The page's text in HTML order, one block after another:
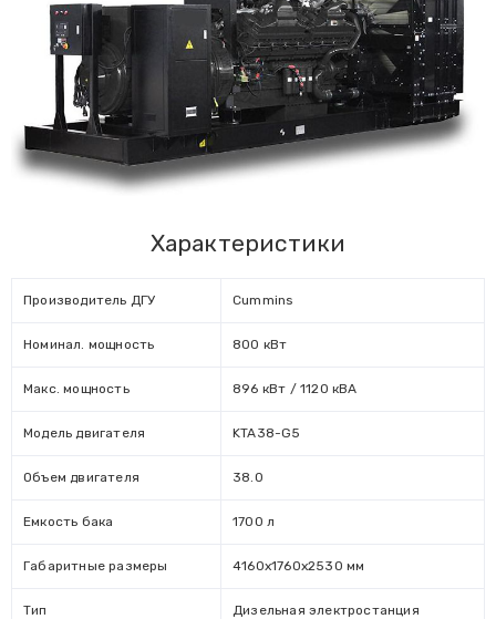
Характеристики
Производитель ДГУ Cummins
Номинал. мощность 800 кВт
Макс. мощность 896 кВт / 1120 кВА
Модель двигателя KTA38-G5
Объем двигателя 38.0
Емкость бака 1700 л
Габаритные размеры 4160x1760х2530 мм
Тип Дизельная электростанция